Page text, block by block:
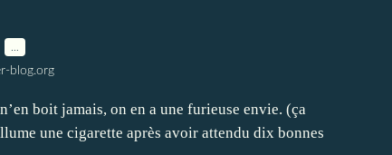
blog.org
boit jamais, on en a une furieuse envie. (ça
une cigarette après avoir attendu dix bonnes